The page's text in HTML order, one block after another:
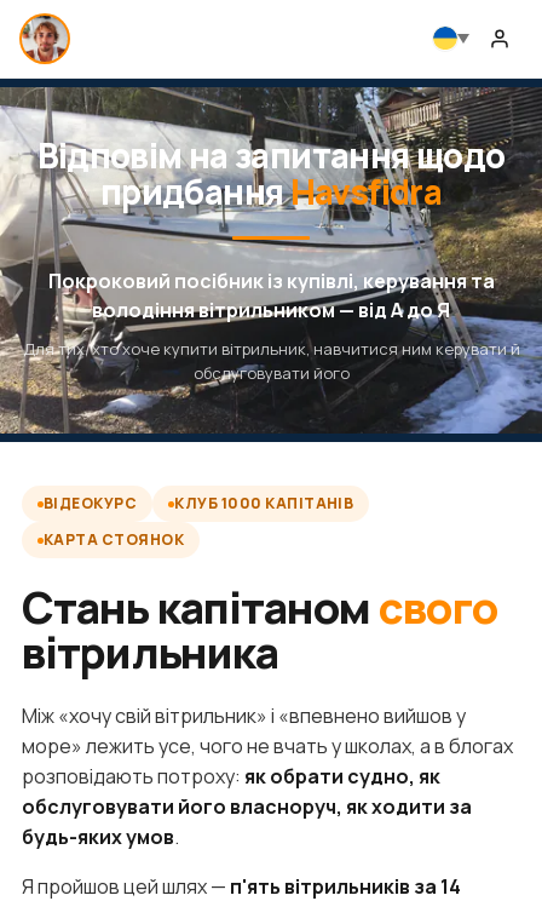
Відповім на запитання щодо
придбанняHavsfidra
Покроковий посібник із купівлі, керування та
володіння вітрильником — від А до Я
Для тих, хто хоче купити вітрильник, навчитися ним керувати й
обслуговувати його
ВІДЕОКУРС
КЛУБ 1000 КАПІТАНІВ
КАРТА СТОЯНОК
Стань капітаномсвого
вітрильника
Між «хочу свій вітрильник» і «впевнено вийшов у
море» лежить усе, чого не вчать у школах, а в блогах
розповідають потроху: як обрати судно, як
обслуговувати його власноруч, як ходити за
будь-яких умов.
Я пройшов цей шлях — п'ять вітрильників за 14